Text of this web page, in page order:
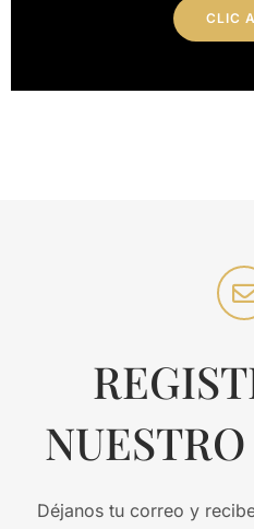
CLIC
Déjanos tu correo y